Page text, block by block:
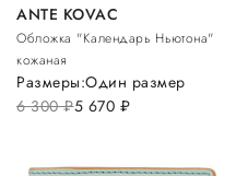
ANTE KOVAC
Обложка "Календарь Ньютона"
кожаная
6 300руб.5 670 руб.
Размеры:Один размер